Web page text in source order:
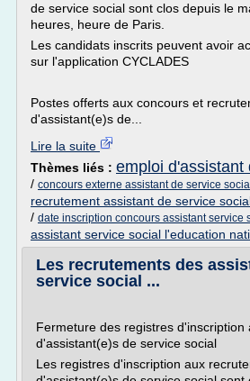
de service social sont clos depuis le
heures, heure de Paris.
Les candidats inscrits peuvent avoir
sur l'application CYCLADES
Postes offerts aux concours et
d'assistant(e)s de...
Lire la suite
Thèmes liés : emploi d'assistant
/ concours externe assistant de service
recrutement assistant de service
/ date inscription concours assistant service
assistant service social l'education
Les recrutements des
service social ...
Fermeture des registres d'inscription
d'assistant(e)s de service social
Les registres d'inscription aux